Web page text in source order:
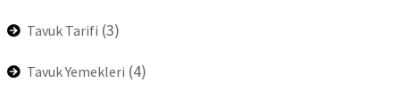
Tavuk Tarifi (3)
Tavuk Yemekleri (4)